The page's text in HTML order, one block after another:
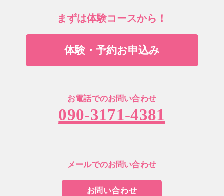
まずは体験コースから！
体験・予約お申込み
お電話でのお問い合わせ
090-3171-4381
メールでのお問い合わせ
お問い合わせ